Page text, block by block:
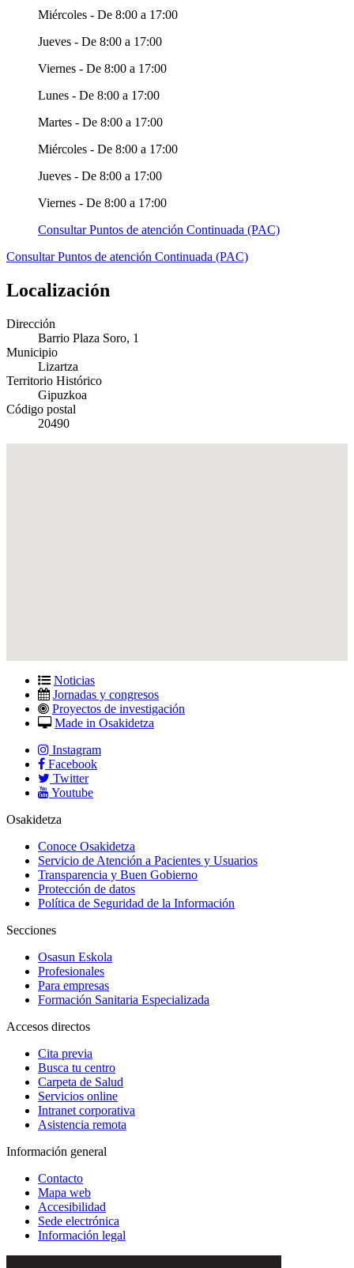
Miércoles - De 8:00 a 17:00
Jueves - De 8:00 a 17:00
Viernes - De 8:00 a 17:00
Lunes - De 8:00 a 17:00
Martes - De 8:00 a 17:00
Miércoles - De 8:00 a 17:00
Jueves - De 8:00 a 17:00
Viernes - De 8:00 a 17:00
Consultar Puntos de atención Continuada (PAC)
Consultar Puntos de atención Continuada (PAC)
Localización
Dirección
Barrio Plaza Soro, 1
Municipio
Lizartza
Territorio Histórico
Gipuzkoa
Código postal
20490
Noticias
Jornadas y congresos
Proyectos de investigación
Made in Osakidetza
Instagram
Facebook
Twitter
Youtube
Osakidetza
Conoce Osakidetza
Servicio de Atención a Pacientes y Usuarios
Transparencia y Buen Gobierno
Protección de datos
Política de Seguridad de la Información
Secciones
Osasun Eskola
Profesionales
Para empresas
Formación Sanitaria Especializada
Accesos directos
Cita previa
Busca tu centro
Carpeta de Salud
Servicios online
Intranet corporativa
Asistencia remota
Información general
Contacto
Mapa web
Accesibilidad
Sede electrónica
Información legal